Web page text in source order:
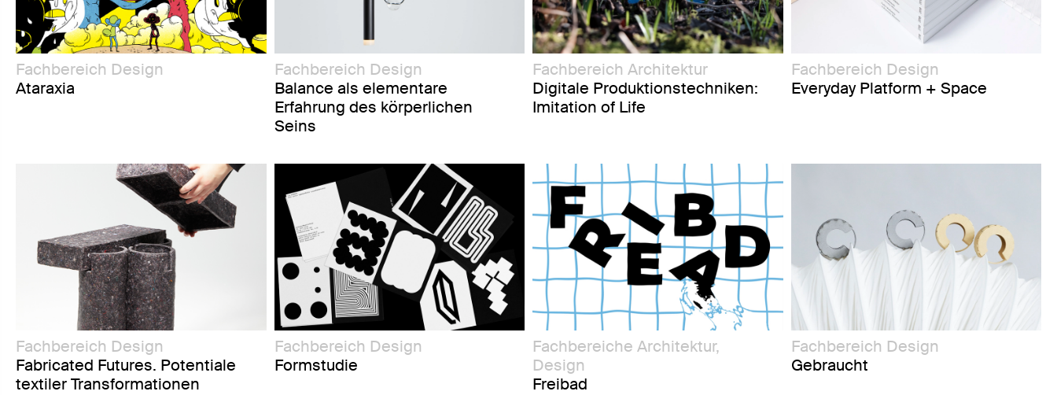
Fachbereich Design
Ataraxia
Fachbereich Design
Balance als elementare
Erfahrung des körperlichen
Seins
Fachbereich Architektur
Digitale Produktionstechniken:
Imitation of Life
Fachbereich Design
Everyday Platform + Space
Fachbereich Design
Fabricated Futures. Potentiale
textiler Transformationen
Fachbereich Design
Formstudie
Fachbereiche Architektur,
Design
Freibad
Fachbereich Design
Gebraucht